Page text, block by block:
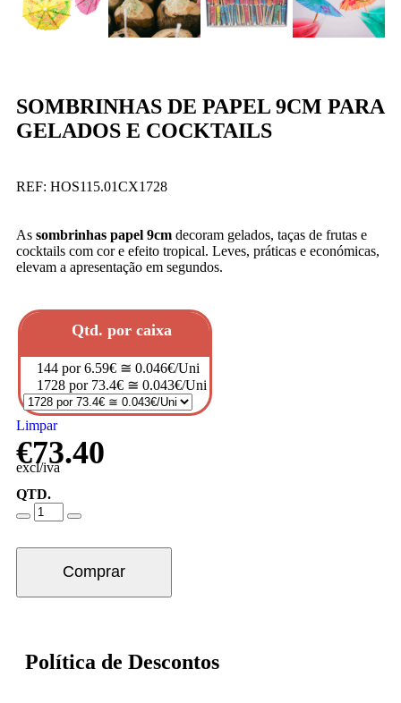
SOMBRINHAS DE PAPEL 9CM PARA
GELADOS E COCKTAILS
REF: HOS115.01CX1728
As sombrinhas papel 9cm decoram gelados, taças de frutas e
cocktails com cor e efeito tropical. Leves, práticas e económicas,
elevam a apresentação em segundos.
Qtd. por caixa
144 por 6.59€ ≅ 0.046€/Uni
1728 por 73.4€ ≅ 0.043€/Uni
Limpar
€73.40
excl/iva
QTD.
Comprar
Política de Descontos